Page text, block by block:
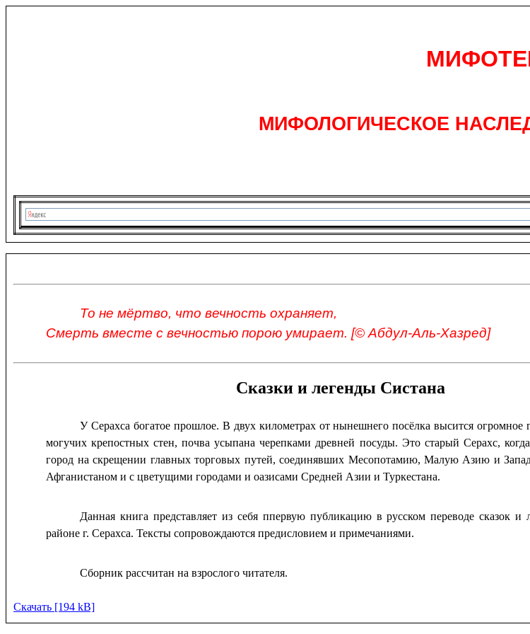
МИФОЛОГИЧЕСКОЕ
То не мёртво, что вечность охраняет,
Смерть вместе с вечностью порою умирает. [© Абдул-Аль-Хазред]
Сказки и легенды Систана
У Серахса богатое прошлое. В двух километрах от нынешнего посёлка высится огромное
могучих крепостных стен, почва усыпана черепками древней посуды. Это старый Серахс,
город на скрещении главных торговых путей, соединявших Месопотамию, Малую Азию и
Афганистаном и с цветущими городами и оазисами Средней Азии и Туркестана.
Данная книга представляет из себя ппервую публикацию в русском переводе сказок и
районе г. Серахса. Тексты сопровождаются предисловием и примечаниями.
Сборник рассчитан на взрослого читателя.
Скачать [194 kB]